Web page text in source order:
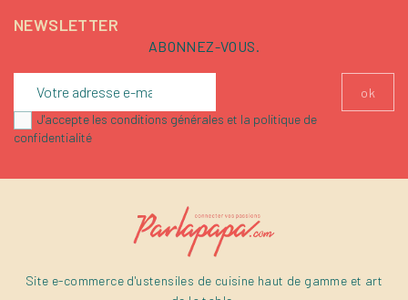
NEWSLETTER
ABONNEZ-VOUS.
J'accepte les conditions générales et la politique de
confidentialité
Site e-commerce d'ustensiles de cuisine haut de gamme et art